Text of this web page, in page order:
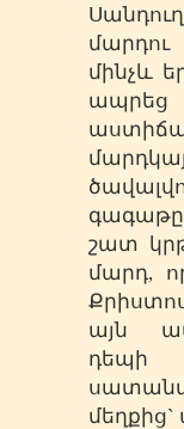
մինչև
ապրեց
շատ
մարդ,
այն
դեպի
մեղքից`